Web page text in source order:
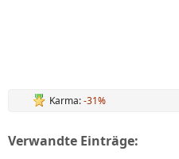
Karma:-31%
Verwandte Einträge: